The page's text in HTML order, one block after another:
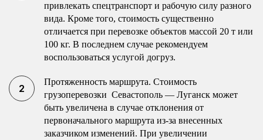
привлекать спецтранспорт и рабочую силу разного
вида. Кроме того, стоимость существенно
отличается при перевозке объектов массой 20 т или
100 кг. В последнем случае рекомендуем
воспользоваться услугой догруз.
Протяженность маршрута. Стоимость
грузоперевозки Севастополь — Луганск может
быть увеличена в случае отклонения от
первоначального маршрута из-за внесенных
заказчиком изменений. При увеличении